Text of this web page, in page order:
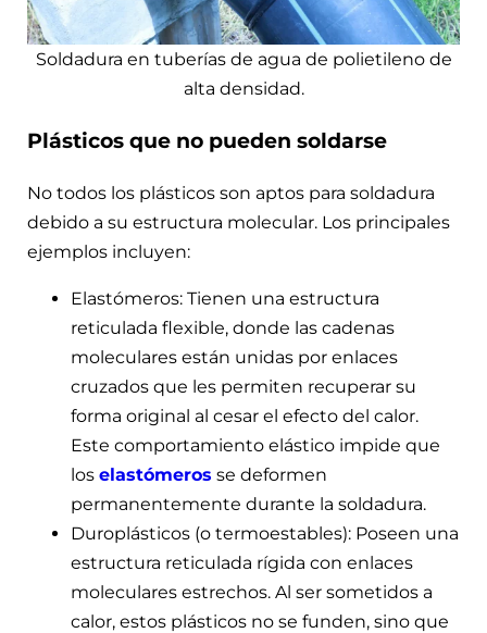
Soldadura en tuberías de agua de polietileno de
alta densidad.
Plásticos que no pueden soldarse
No todos los plásticos son aptos para soldadura
debido a su estructura molecular. Los principales
ejemplos incluyen:
Elastómeros: Tienen una estructura
reticulada flexible, donde las cadenas
moleculares están unidas por enlaces
cruzados que les permiten recuperar su
forma original al cesar el efecto del calor.
Este comportamiento elástico impide que
los elastómeros se deformen
permanentemente durante la soldadura.
Duroplásticos (o termoestables): Poseen una
estructura reticulada rígida con enlaces
moleculares estrechos. Al ser sometidos a
calor, estos plásticos no se funden, sino que